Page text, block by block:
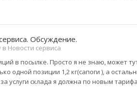
Обсуждение.
в Новости сервиса
в посылке. Просто я не знаю, может
одной позиции 1,2 кг(сапоги ), а
услуги склада я должна по новым